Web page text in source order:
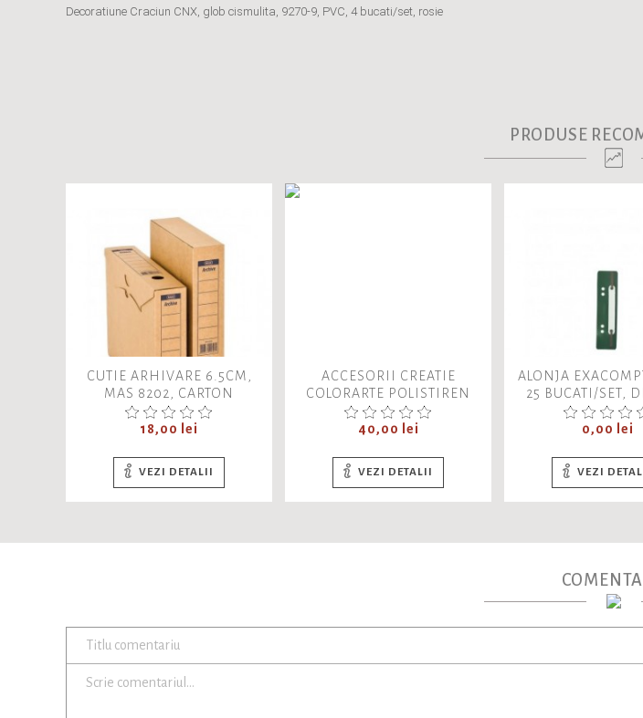
Decoratiune Craciun CNX, glob cismulita, 9270-9, PVC, 4 bucati/set, rosie
PRODUSE
CUTIE ARHIVARE 6.5CM,
MAS 8202, CARTON
ONDULAT NATUR
Pret
18,00 lei
VEZI DETALII
ACCESORII CREATIE
COLORARTE POLISTIREN
HD, CON, OCON115U,
Ø11.5XH.30CM
Pret
40,00 lei
VEZI DETALII
ALONJA
25 BUCATI/SET,
CULORI
Pret
0,00 lei
VEZI